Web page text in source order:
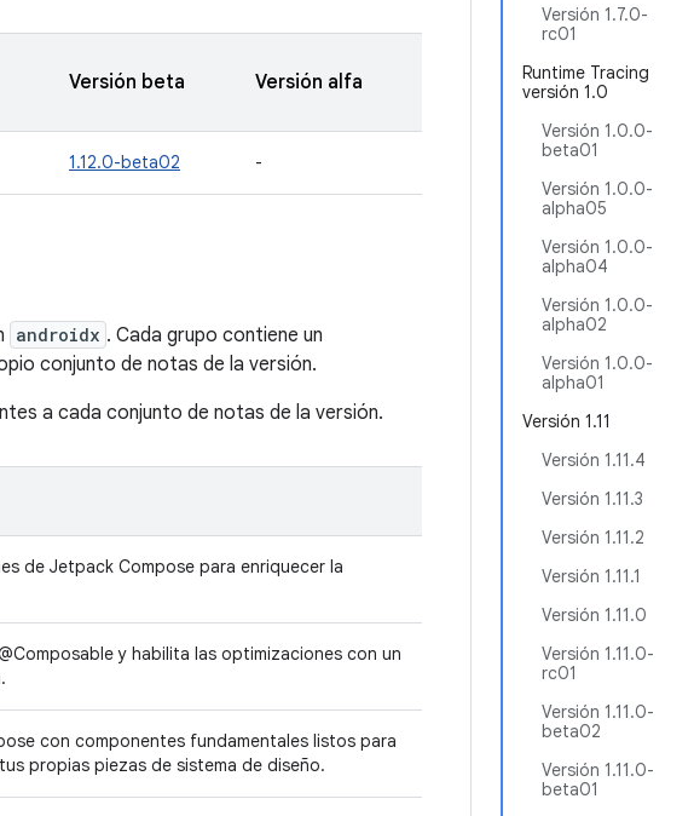
Versión 1.7.0-
rc01
Runtime Tracing
versión 1.0
Versión 1.0.0-
beta01
Versión 1.0.0-
alpha05
Versión 1.0.0-
alpha04
Versión 1.0.0-
alpha02
Versión 1.0.0-
alpha01
Versión 1.11
Versión 1.11.4
Versión 1.11.3
Versión 1.11.2
Versión 1.11.1
Versión 1.11.0
Versión 1.11.0-
rc01
Versión 1.11.0-
beta02
Versión 1.11.0-
beta01
Versión beta Versión alfa
1.12.0-beta02 -
androidx . Cada grupo contiene un
conjunto de notas de la versión.
a cada conjunto de notas de la versión.
de Jetpack Compose para enriquecer la
y habilita las optimizaciones con un
con componentes fundamentales listos para
propias piezas de sistema de diseño.